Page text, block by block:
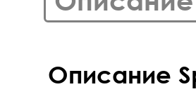
Описание